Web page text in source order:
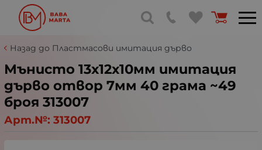
Назад до Пластмасови имитация дърво
Мънисто 13х12х10мм имитация
дърво отвор 7мм 40 грама ~49
броя 313007
Арт.№: 313007